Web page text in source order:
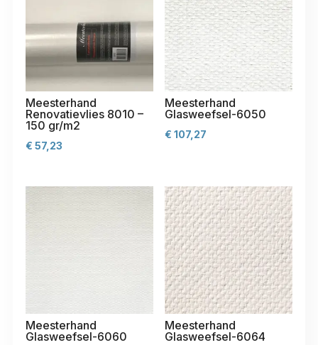
Meesterhand
Renovatievlies 8010 –
150 gr/m2
€ 57,23
Meesterhand
Glasweefsel-6050
€ 107,27
Meesterhand
Glasweefsel-6060
Meesterhand
Glasweefsel-6064